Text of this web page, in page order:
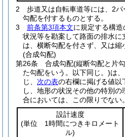
2
歩道又は自転車道等には、2
勾配を付するものとする。
3
前条第3項本文に規定する構
状況等を勘案して路面の排水に
は、横断勾配を付さず、又は縮
(合成勾配)
第26条
合成勾配(縦断勾配と片
た勾配をいう。以下同じ。)は
じ、 次の表の右欄に掲げる値以
し、地形の状況その他の特別
合においては、この限りでない。
設計速度
(単位 1時間につきキロメート
ル)